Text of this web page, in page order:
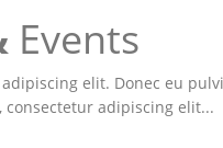
Events
elit. Donec eu
adipiscing elit...